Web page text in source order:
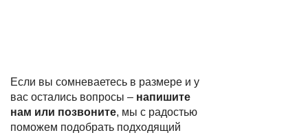
Если вы сомневаетесь в размере и у
вас остались вопросы – напишите
нам или позвоните, мы с радостью
поможем подобрать подходящий